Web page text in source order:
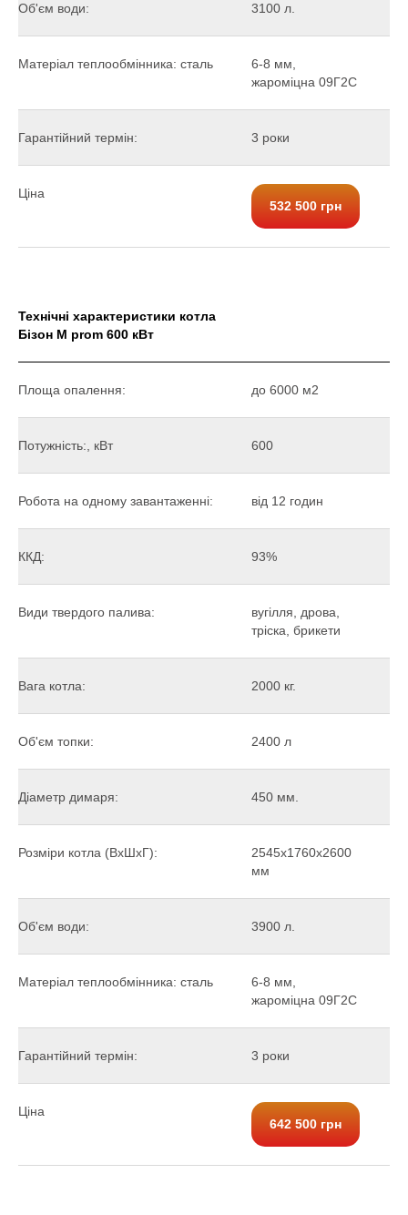
Об'єм води: 3100 л.
Матеріал теплообмінника: сталь
6-8 мм,
жароміцна 09Г2С
Гарантійний термін: 3 роки
Ціна
532 500 грн
Технічні характеристики котла
Бізон М prom 600 кВт
Площа опалення: до 6000 м2
Потужність:, кВт 600
Робота на одному завантаженні: від 12 годин
ККД: 93%
Види твердого палива:
вугілля, дрова,
тріска, брикети
Вага котла: 2000 кг.
Об'єм топки: 2400 л
Діаметр димаря: 450 мм.
Розміри котла (ВхШхГ):
2545х1760х2600
мм
Об'єм води: 3900 л.
Матеріал теплообмінника: сталь
6-8 мм,
жароміцна 09Г2С
Гарантійний термін: 3 роки
Ціна
642 500 грн